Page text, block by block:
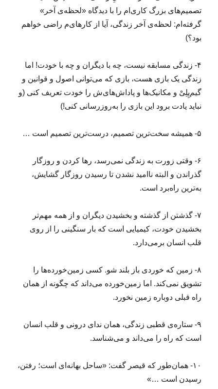
تصمیم‌های بزرگ کاری‌ام را با دیدگاه «لحظه‌ی آخر»
گرفته‌ام: لحظه‌ی آخر زندگی، آیا از کارهای‌م راضی خواهم
بود؟)
۴- زندگی مسابقه‌ نیست، چه با دیگران و چه با خودت! اما
زندگی یک بازی هست، بازی که می‌توانی اصول و قوانین و
گیم‌پِلِیْ و مکانیک‌ها و پاداش‌های‌ش را خودت تعریف کنی (و
نباید یادت برود این بازی را به‌روزرسانی کنی!)
۵- همیشه سخت‌ترین تصمیم، درست‌ترین تصمیم است …
۶- وقتی زورت به زندگی نمی‌رسد، رها کردن و روزگار
گذراندن و البته ناامید نشدن تا رسیدن روزگار گشایش،
به‌ترین راه‌برد است.
۷- گذشتن از گذشته و بخشیدن دیگران و از همه مهم‌تر
بخشیدن خودت، کیمیایی است که بار سنگینی را از روی
قلب انسان برمی‌دارد.
۸- زمین که خوردی باز بلند شو. کسی زمین‌خورده‌‌ها را
تشویق نمی‌کند. اما زمین‌خورده می‌داند که چگونه از همان
راه قبلی دوباره زمین نخورد.
۹- ستاره‌ی قطبی زندگی، همان ندای درونی و قلب انسان
است که راه را می‌داند و می‌شناسد.
۱۰- همان‌طور که قیصر گفت: «ساحل بهانه‌ای است؛ رفتن،
رسیدن است …»